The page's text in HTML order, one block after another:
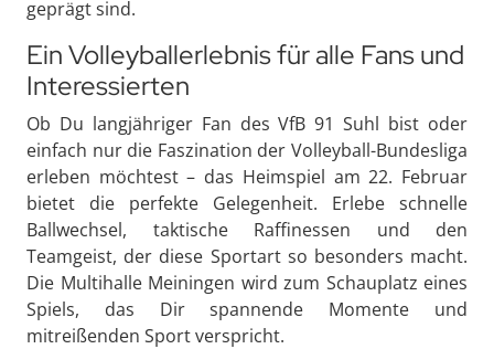
geprägt sind.
Ein Volleyballerlebnis für alle Fans und
Interessierten
Ob Du langjähriger Fan des VfB 91 Suhl bist oder
einfach nur die Faszination der Volleyball-Bundesliga
erleben möchtest – das Heimspiel am 22. Februar
bietet die perfekte Gelegenheit. Erlebe schnelle
Ballwechsel, taktische Raffinessen und den
Teamgeist, der diese Sportart so besonders macht.
Die Multihalle Meiningen wird zum Schauplatz eines
Spiels, das Dir spannende Momente und
mitreißenden Sport verspricht.